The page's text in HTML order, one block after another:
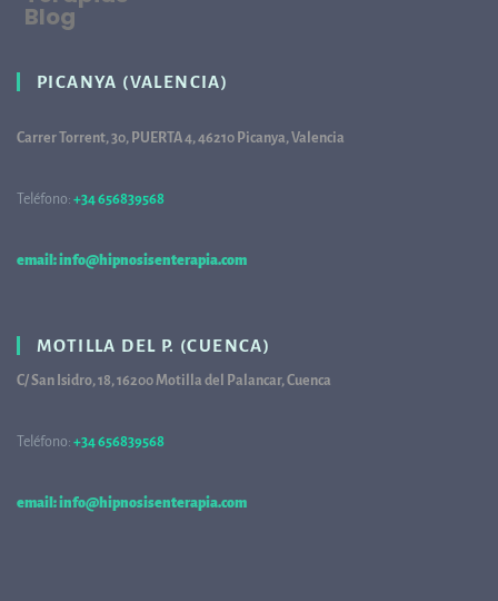
Blog
PICANYA (VALENCIA)
Carrer Torrent, 30, PUERTA 4, 46210 Picanya, Valencia
Teléfono: +34 656839568
email: info@hipnosisenterapia.com
MOTILLA DEL P. (CUENCA)
C/ San Isidro, 18, 16200 Motilla del Palancar, Cuenca
Teléfono: +34 656839568
email: info@hipnosisenterapia.com